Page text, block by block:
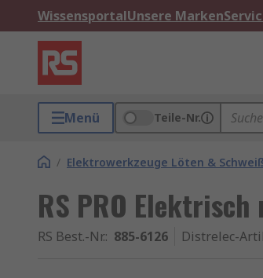
WissensportalUnsere Marken
Menü Teile-Nr.
/ Elektrowerkzeuge Löten &
RS PRO
RS Best.-Nr.: 885-6126 Distrelec-